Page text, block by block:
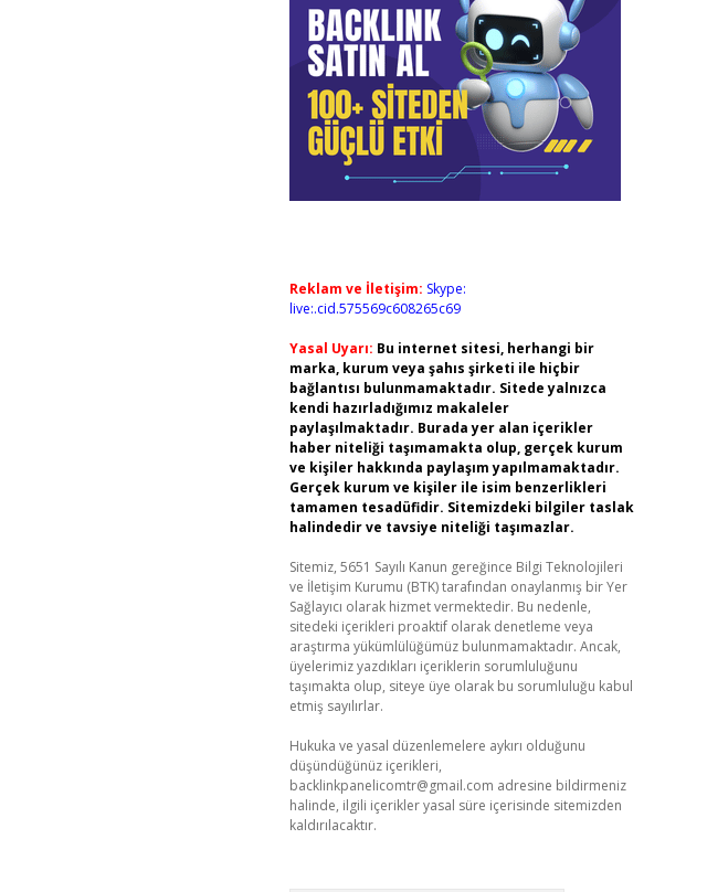
Reklam ve İletişim: Skype:
live:.cid.575569c608265c69
Yasal Uyarı: Bu internet sitesi, herhangi bir
marka, kurum veya şahıs şirketi ile hiçbir
bağlantısı bulunmamaktadır. Sitede yalnızca
kendi hazırladığımız makaleler
paylaşılmaktadır. Burada yer alan içerikler
haber niteliği taşımamakta olup, gerçek kurum
ve kişiler hakkında paylaşım yapılmamaktadır.
Gerçek kurum ve kişiler ile isim benzerlikleri
tamamen tesadüfidir. Sitemizdeki bilgiler taslak
halindedir ve tavsiye niteliği taşımazlar.
Sitemiz, 5651 Sayılı Kanun gereğince Bilgi Teknolojileri
ve İletişim Kurumu (BTK) tarafından onaylanmış bir Yer
Sağlayıcı olarak hizmet vermektedir. Bu nedenle,
sitedeki içerikleri proaktif olarak denetleme veya
araştırma yükümlülüğümüz bulunmamaktadır. Ancak,
üyelerimiz yazdıkları içeriklerin sorumluluğunu
taşımakta olup, siteye üye olarak bu sorumluluğu kabul
etmiş sayılırlar.
Hukuka ve yasal düzenlemelere aykırı olduğunu
düşündüğünüz içerikleri,
backlinkpanelicomtr@gmail.com adresine bildirmeniz
halinde, ilgili içerikler yasal süre içerisinde sitemizden
kaldırılacaktır.